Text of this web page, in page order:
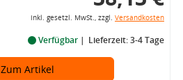
inkl. gesetzl. MwSt., zzgl. Versandkosten
Verfügbar Lieferzeit: 3-4 Tage
Zum Artikel